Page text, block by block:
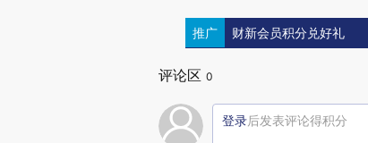
推广 财新会员积分兑好礼
评论区 0
登录后发表评论得积分